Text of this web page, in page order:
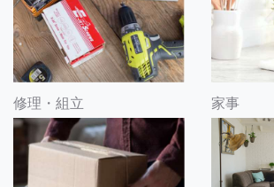
修理・組立 家事